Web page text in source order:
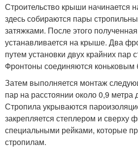
Строительство крыши начинается
здесь собираются пары
затяжками. После этого
устанавливается на крыше. Два
путем установки двух крайних пар
Фронтоны соединяются коньковым
Затем выполняется монтаж
пар на расстоянии около 0,9 метра
Стропила укрываются
закрепляется степлером и сверху
специальными рейками, которые
стропилам.